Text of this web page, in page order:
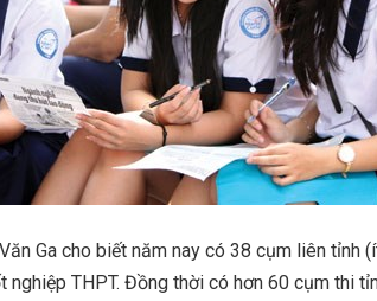
Ga cho biết năm nay có 38 cụm liên tỉnh
nghiệp THPT. Đồng thời có hơn 60 cụm thi